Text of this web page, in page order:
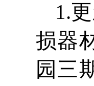
1.
损器
园三